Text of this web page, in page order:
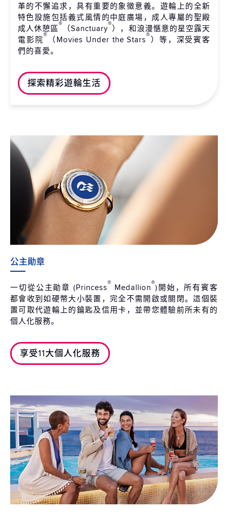
革的不懈追求，具有重要的象徵意義。遊輪上的全新
特色設施包括義式風情的中庭廣場，成人專屬的聖殿
成人休憩區® （Sanctuary®），和浪漫愜意的星空露天
電影院® （Movies Under the Stars®）等，深受賓客
們的喜愛。
探索精彩遊輪生活
公主勛章
一切從公主勛章 (Princess® Medallion®)開始，所有賓客
都會收到如硬幣大小裝置，完全不需開啟或關閉。這個裝
置可取代遊輪上的鑰匙及信用卡，並帶您體驗前所未有的
個人化服務。
享受11大個人化服務